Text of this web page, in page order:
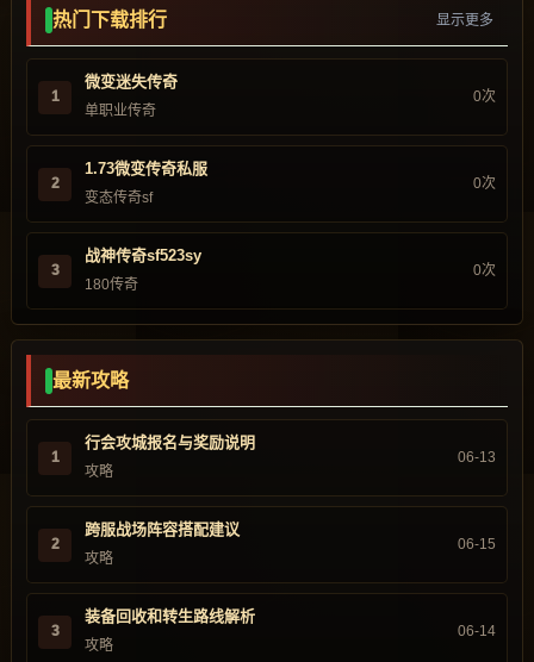
热门下载排行 显示更多
1
微变迷失传奇
单职业传奇
0次
2
1.73微变传奇私服
变态传奇sf
0次
3
战神传奇sf523sy
180传奇
0次
最新攻略
1
行会攻城报名与奖励说明
攻略
06-13
2
跨服战场阵容搭配建议
攻略
06-15
3
装备回收和转生路线解析
攻略
06-14